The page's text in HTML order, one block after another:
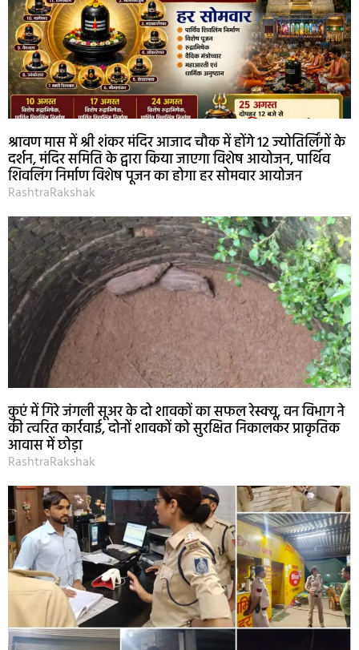
श्रावण मास में श्री शंकर मंदिर आजाद चौक में होंगे 12 ज्योतिर्लिंगों के
दर्शन, मंदिर समिति के द्वारा किया जाएगा विशेष आयोजन, पार्थिव
शिवलिंग निर्माण विशेष पूजन का होगा हर सोमवार आयोजन
RashtraRakshak
कुएं में गिरे जंगली सूअर के दो शावकों का सफल रेस्क्यू, वन विभाग ने
की त्वरित कार्रवाई, दोनों शावकों को सुरक्षित निकालकर प्राकृतिक
आवास में छोड़ा
RashtraRakshak